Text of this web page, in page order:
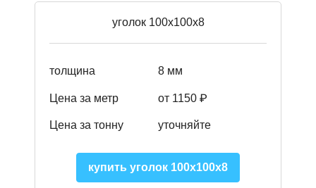
уголок 100х100х8
толщина 8 мм
Цена за метр от 1150 ₽
Цена за тонну уточняйте
купить уголок 100х100х8